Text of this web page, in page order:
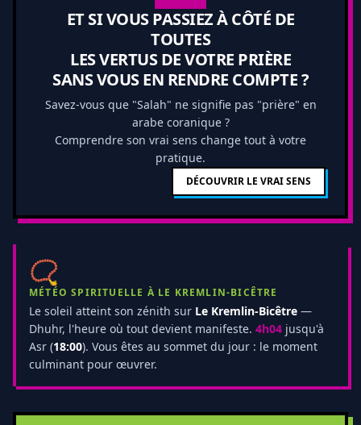
ET SI VOUS PASSIEZ À CÔTÉ DE
TOUTES
LES VERTUS DE VOTRE PRIÈRE
SANS VOUS EN RENDRE COMPTE ?
Savez-vous que "Salah" ne signifie pas "prière" en
arabe coranique ?
Comprendre son vrai sens change tout à votre
pratique.
DÉCOUVRIR LE VRAI SENS
📿
MÉTÉO SPIRITUELLE À LE KREMLIN-BICÊTRE
Le soleil atteint son zénith sur Le Kremlin-Bicêtre —
Dhuhr, l'heure où tout devient manifeste. 4h04 jusqu'à
Asr (18:00). Vous êtes au sommet du jour : le moment
culminant pour œuvrer.